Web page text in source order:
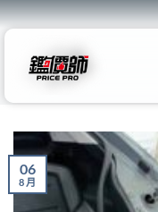
06
8 月